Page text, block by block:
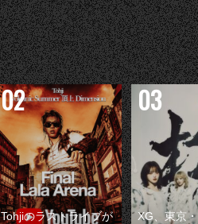
Tohjiのラストライブが
XG、東京